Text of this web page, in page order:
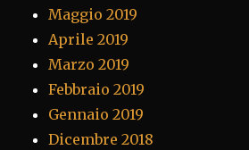
Maggio 2019
Aprile 2019
Marzo 2019
Febbraio 2019
Gennaio 2019
Dicembre 2018